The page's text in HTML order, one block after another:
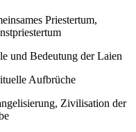
Priestertum,
und Bedeutung der Laien
Aufbrüche
Zivilisation der